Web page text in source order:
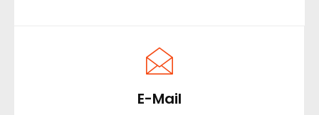
E-Mail